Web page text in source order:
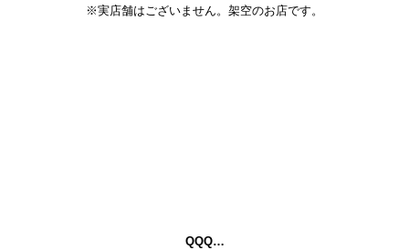
※実店舗はございません。架空のお店です。
QQQ…